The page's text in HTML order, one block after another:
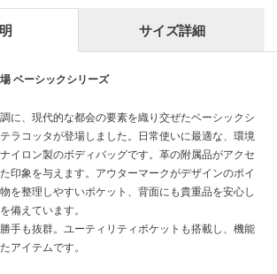
サイズ詳細
ベーシックシリーズ
に、現代的な都会の要素を織り交ぜたベーシックシ
ラコッタが登場しました。日常使いに最適な、環境
イロン製のボディバッグです。革の附属品がアクセ
印象を与えます。アウターマークがデザインのポイ
を整理しやすいポケット、背面にも貴重品を安心し
備えています。
手も抜群。ユーティリティポケットも搭載し、機能
アイテムです。